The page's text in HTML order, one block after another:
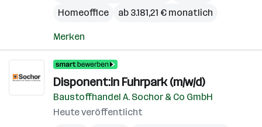
Homeoffice
ab 3.181,21 € monatlich
Merken
Disponent:in Fuhrpark (m/w/d)
Baustoffhandel A. Sochor & Co GmbH
Heute veröffentlicht